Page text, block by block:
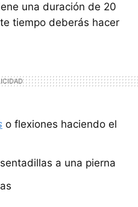
una duración de 20
tiempo deberás hacer
o flexiones haciendo el
a una pierna